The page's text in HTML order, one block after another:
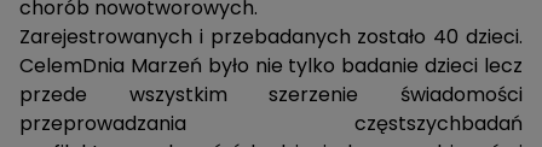
chorób nowotworowych.
Zarejestrowanych i przebadanych zostało 40 dzieci.
CelemDnia Marzeń było nie tylko badanie dzieci lecz
przede wszystkim szerzenie świadomości
przeprowadzania częstszychbadań